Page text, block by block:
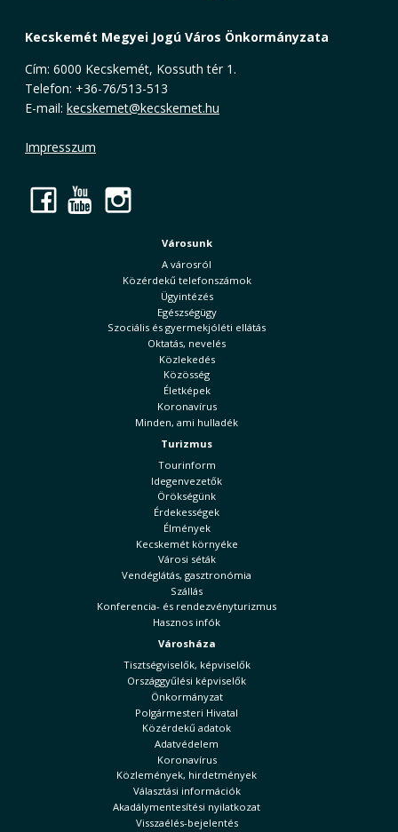
Kecskemét Megyei Jogú Város Önkormányzata
Cím: 6000 Kecskemét, Kossuth tér 1.
Telefon: +36-76/513-513
E-mail: kecskemet@kecskemet.hu
Impresszum
Facebook
YouTube
Városunk
A városról
Közérdekű telefonszámok
Ügyintézés
Egészségügy
Szociális és gyermekjóléti ellátás
Oktatás, nevelés
Közlekedés
Közösség
Életképek
Koronavírus
Minden, ami hulladék
Turizmus
Tourinform
Idegenvezetők
Örökségünk
Érdekességek
Élmények
Kecskemét környéke
Városi séták
Vendéglátás, gasztronómia
Szállás
Konferencia- és rendezvényturizmus
Hasznos infók
Városháza
Tisztségviselők, képviselők
Országgyűlési képviselők
Önkormányzat
Polgármesteri Hivatal
Közérdekű adatok
Adatvédelem
Koronavírus
Közlemények, hirdetmények
Választási információk
Akadálymentesítési nyilatkozat
Visszaélés-bejelentés